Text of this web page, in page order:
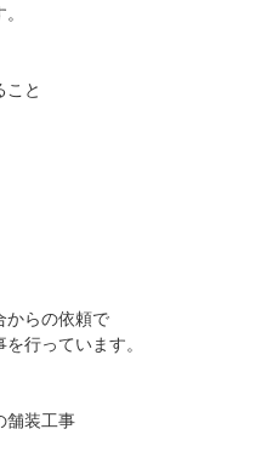
こと
からの依頼で
行っています。
舗装工事